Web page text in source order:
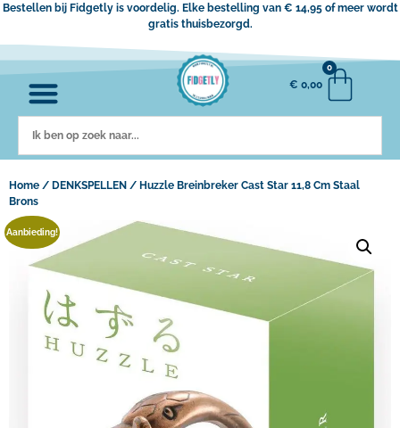
Bestellen bij Fidgetly is voordelig. Elke bestelling van € 14,95 of meer wordt
gratis thuisbezorgd.
€ 0,00
0
Home / DENKSPELLEN / Huzzle Breinbreker Cast Star 11,8 Cm Staal
Brons
Aanbieding!